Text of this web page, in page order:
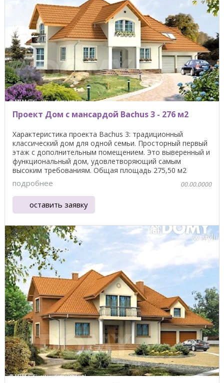
Проект Дом с мансардой Bachus 3 - 276 м2
Характеристика проекта Bachus 3: традиционный
классический дом для одной семьи. Просторный первый
этаж с дополнительным помещением. Это выверенный и
функциональный дом, удовлетворяющий самым
высоким требованиям. Общая площадь 275,50 м2
Площадь ...
подробнее 00.00.0000
оставить заявку